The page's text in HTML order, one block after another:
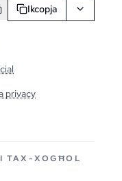
Ikcopja
privacy
TAX-XOGĦOL